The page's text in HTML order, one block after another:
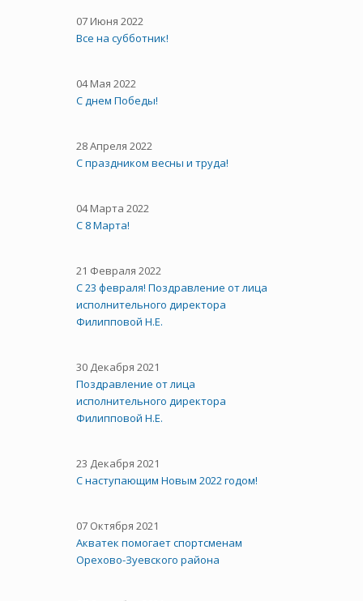
07 Июня 2022
Все на субботник!
04 Мая 2022
С днем Победы!
28 Апреля 2022
С праздником весны и труда!
04 Марта 2022
С 8 Марта!
21 Февраля 2022
С 23 февраля! Поздравление от лица
исполнительного директора
Филипповой Н.Е.
30 Декабря 2021
Поздравление от лица
исполнительного директора
Филипповой Н.Е.
23 Декабря 2021
С наступающим Новым 2022 годом!
07 Октября 2021
Акватек помогает спортсменам
Орехово-Зуевского района